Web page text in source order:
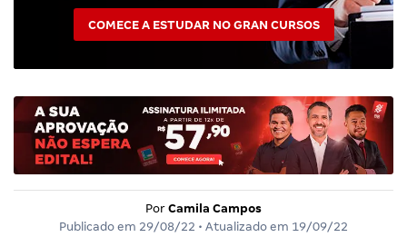
COMECE A ESTUDAR NO GRAN CURSOS
Por Camila Campos
Publicado em 29/08/22 • Atualizado em 19/09/22